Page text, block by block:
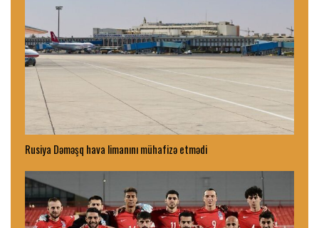
Rusiya Dəməşq hava limanını mühafizə etmədi